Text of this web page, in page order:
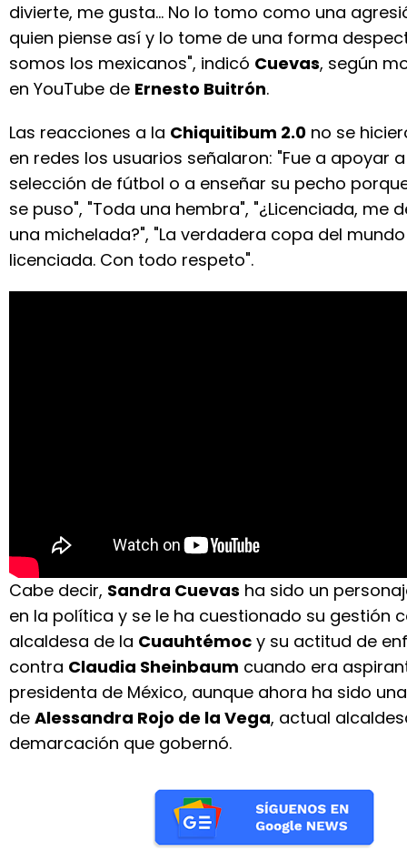
divierte, me gusta... No lo tomo como una
quien piense así y lo tome de una forma
somos los mexicanos", indicó Cuevas, según
en YouTube de Ernesto Buitrón.
Las reacciones a la Chiquitibum 2.0 no se
en redes los usuarios señalaron: "Fue a apoyar
selección de fútbol o a enseñar su pecho
se puso", "Toda una hembra", "¿Licenciada, me
una michelada?", "La verdadera copa del
licenciada. Con todo respeto".
Cabe decir, Sandra Cuevas ha sido un
en la política y se le ha cuestionado su gestión
alcaldesa de la Cuauhtémoc y su actitud de
contra Claudia Sheinbaum cuando era
presidenta de México, aunque ahora ha sido
de Alessandra Rojo de la Vega, actual
demarcación que gobernó.